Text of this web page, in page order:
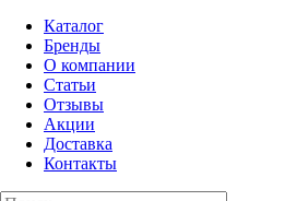
Каталог
Бренды
О компании
Статьи
Отзывы
Акции
Доставка
Контакты